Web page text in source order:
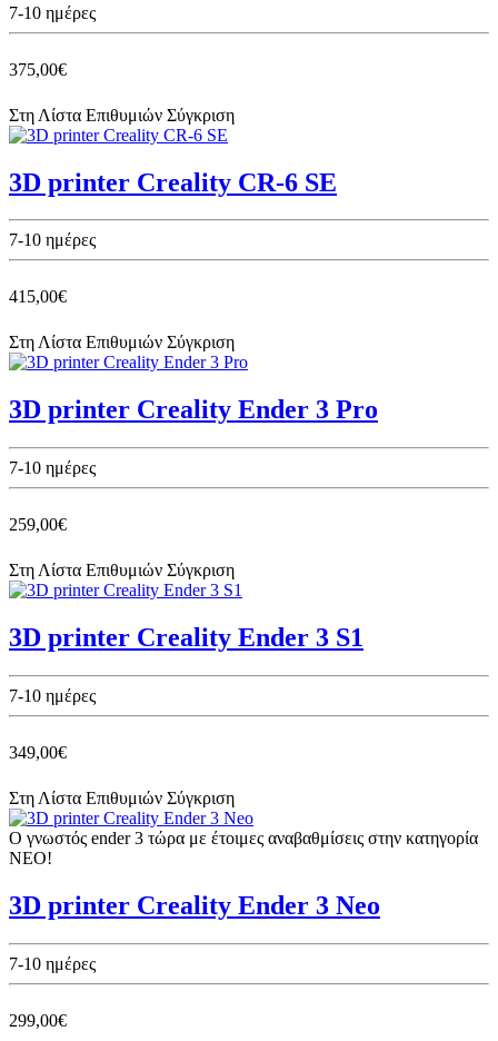
7-10 ημέρες
375,00€
Στη Λίστα Επιθυμιών Σύγκριση
3D printer Creality CR-6 SE
7-10 ημέρες
415,00€
Στη Λίστα Επιθυμιών Σύγκριση
3D printer Creality Ender 3 Pro
7-10 ημέρες
259,00€
Στη Λίστα Επιθυμιών Σύγκριση
3D printer Creality Ender 3 S1
7-10 ημέρες
349,00€
Στη Λίστα Επιθυμιών Σύγκριση
Ο γνωστός ender 3 τώρα με έτοιμες αναβαθμίσεις στην κατηγορία
NEO!
3D printer Creality Ender 3 Neo
7-10 ημέρες
299,00€